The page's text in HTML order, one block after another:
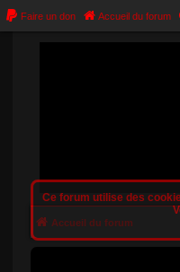
Faire un don Accueil du forum
Accueil du forum
Ce forum utilise des